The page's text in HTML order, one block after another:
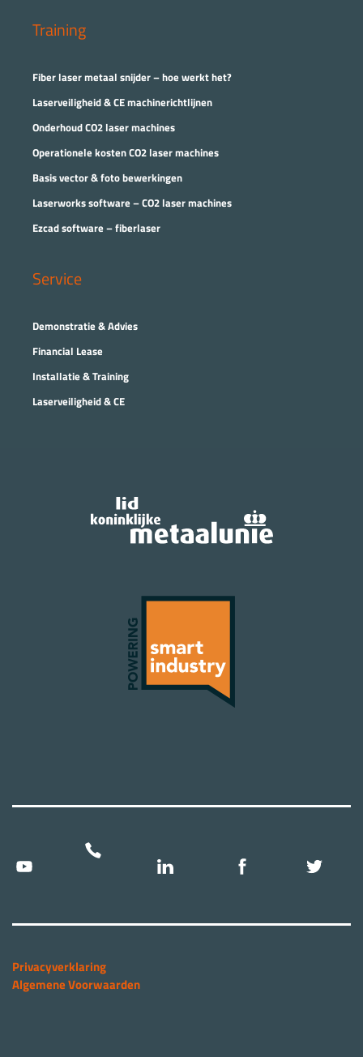
Training
Fiber laser metaal snijder – hoe werkt het?
Laserveiligheid & CE machinerichtlijnen
Onderhoud CO2 laser machines
Operationele kosten CO2 laser machines
Basis vector & foto bewerkingen
Laserworks software – CO2 laser machines
Ezcad software – fiberlaser
Service
Demonstratie & Advies
Financial Lease
Installatie & Training
Laserveiligheid & CE
Privacyverklaring
Algemene Voorwaarden